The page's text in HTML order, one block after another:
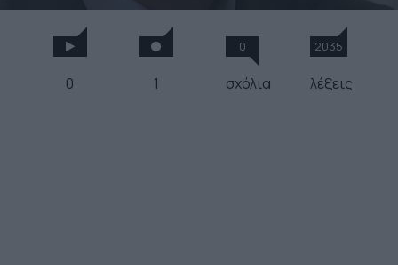
0 1
0
σχόλια
2035
λέξεις